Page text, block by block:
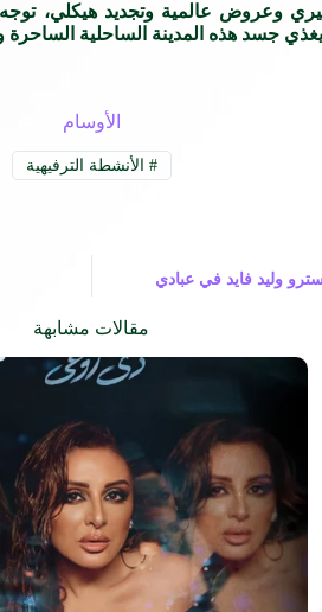
وعروض عالمية وتجديد هيكلي،
يغذي جسد هذه المدينة الساحلية
الأوسام
# الأنشطة الترفيهية
وليد فايد في عبادي
مقالات مشابهة